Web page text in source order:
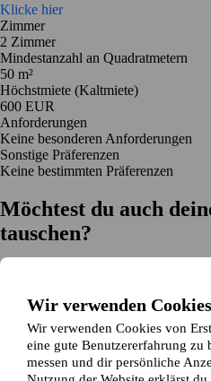
Wir verwenden Cookies
Wir verwenden Cookies von
eine gute Benutzererfahrung zu
messen und dir persönliche
Klicke hier
Zimmer
2 Zimmer
Mindestanzahl an Quadratmetern
50 m²
Höchstmiete (Kaltmiete)
600 EUR
Anforderungen
Keine besonderen Anforderungen
Sonstige Präferenzen
Keine bestimmten Präferenzen
Möchtest du auch
tauschen?
Einfache Registrierung in 2
Jetzt gratis loslegen
Loslegen
Jetzt gratis loslegen Anzeigen suchen